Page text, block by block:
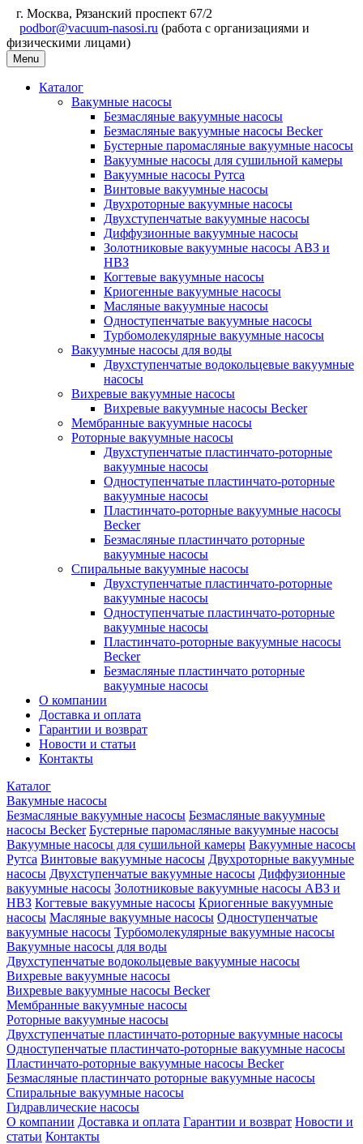
г. Москва, Рязанский проспект 67/2
podbor@vacuum-nasosi.ru (работа с организациями и
физическими лицами)
Menu
Каталог
Вакумные насосы
Безмасляные вакуумные насосы
Безмасляные вакуумные насосы Becker
Бустерные паромасляные вакуумные насосы
Вакуумные насосы для сушильной камеры
Вакуумные насосы Рутса
Винтовые вакуумные насосы
Двухроторные вакуумные насосы
Двухступенчатые вакуумные насосы
Диффузионные вакуумные насосы
Золотниковые вакуумные насосы АВЗ и
НВЗ
Когтевые вакуумные насосы
Криогенные вакуумные насосы
Масляные вакуумные насосы
Одноступенчатые вакуумные насосы
Турбомолекулярные вакуумные насосы
Вакуумные насосы для воды
Двухступенчатые водокольцевые вакуумные
насосы
Вихревые вакуумные насосы
Вихревые вакуумные насосы Becker
Мембранные вакуумные насосы
Роторные вакуумные насосы
Двухступенчатые пластинчато-роторные
вакуумные насосы
Одноступенчатые пластинчато-роторные
вакуумные насосы
Пластинчато-роторные вакуумные насосы
Becker
Безмасляные пластинчато роторные
вакуумные насосы
Спиральные вакуумные насосы
Двухступенчатые пластинчато-роторные
вакуумные насосы
Одноступенчатые пластинчато-роторные
вакуумные насосы
Пластинчато-роторные вакуумные насосы
Becker
Безмасляные пластинчато роторные
вакуумные насосы
О компании
Доставка и оплата
Гарантии и возврат
Новости и статьи
Контакты
Каталог
Вакумные насосы
Безмасляные вакуумные насосы Безмасляные вакуумные
насосы Becker Бустерные паромасляные вакуумные насосы
Вакуумные насосы для сушильной камеры Вакуумные насосы
Рутса Винтовые вакуумные насосы Двухроторные вакуумные
насосы Двухступенчатые вакуумные насосы Диффузионные
вакуумные насосы Золотниковые вакуумные насосы АВЗ и
НВЗ Когтевые вакуумные насосы Криогенные вакуумные
насосы Масляные вакуумные насосы Одноступенчатые
вакуумные насосы Турбомолекулярные вакуумные насосы
Вакуумные насосы для воды
Двухступенчатые водокольцевые вакуумные насосы
Вихревые вакуумные насосы
Вихревые вакуумные насосы Becker
Мембранные вакуумные насосы
Роторные вакуумные насосы
Двухступенчатые пластинчато-роторные вакуумные насосы
Одноступенчатые пластинчато-роторные вакуумные насосы
Пластинчато-роторные вакуумные насосы Becker
Безмасляные пластинчато роторные вакуумные насосы
Спиральные вакуумные насосы
Гидравлические насосы
О компании Доставка и оплата Гарантии и возврат Новости и
статьи Контакты